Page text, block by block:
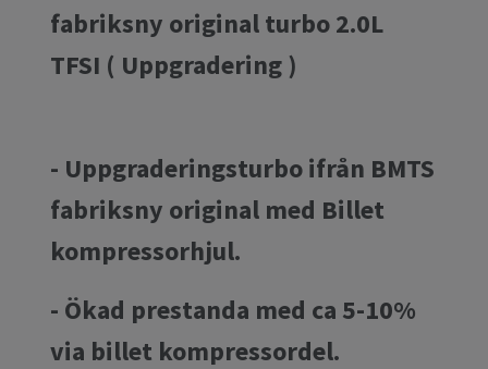
fabriksny original turbo 2.0L
TFSI ( Uppgradering )
- Uppgraderingsturbo ifrån BMTS
fabriksny original med Billet
kompressorhjul.
- Ökad prestanda med ca 5-10%
via billet kompressordel.